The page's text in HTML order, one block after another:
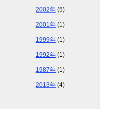
2002年 (5)
2001年 (1)
1999年 (1)
1992年 (1)
1987年 (1)
2013年 (4)